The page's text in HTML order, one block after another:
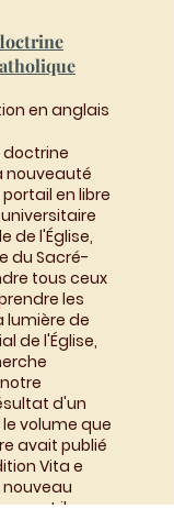
en anglais
doctrine
nouveauté
en libre
de l'Église,
du Sacré-
tous ceux
les
lumière de
de l'Église,
d'un
volume que
avait publié
Vita e
nouveau
et il sera